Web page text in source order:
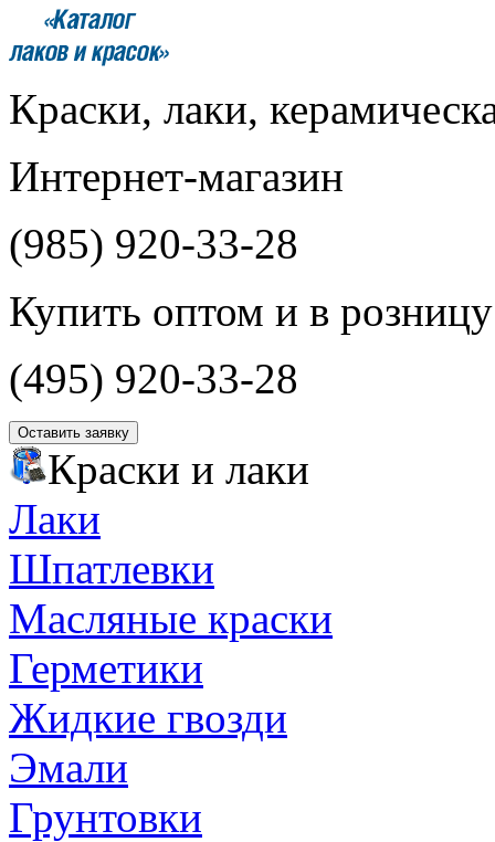
Краски, лаки,
Интернет-магазин
(985) 920-33-28
Купить оптом и в розницу
(495) 920-33-28
Оставить заявку
Краски и лаки
Лаки
Шпатлевки
Масляные краски
Герметики
Жидкие гвозди
Эмали
Грунтовки